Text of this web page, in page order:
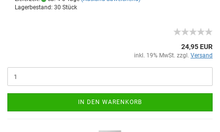
Lagerbestand: 30 Stück
24,95 EUR
inkl. 19% MwSt. zzgl. Versand
IN DEN WARENKORB